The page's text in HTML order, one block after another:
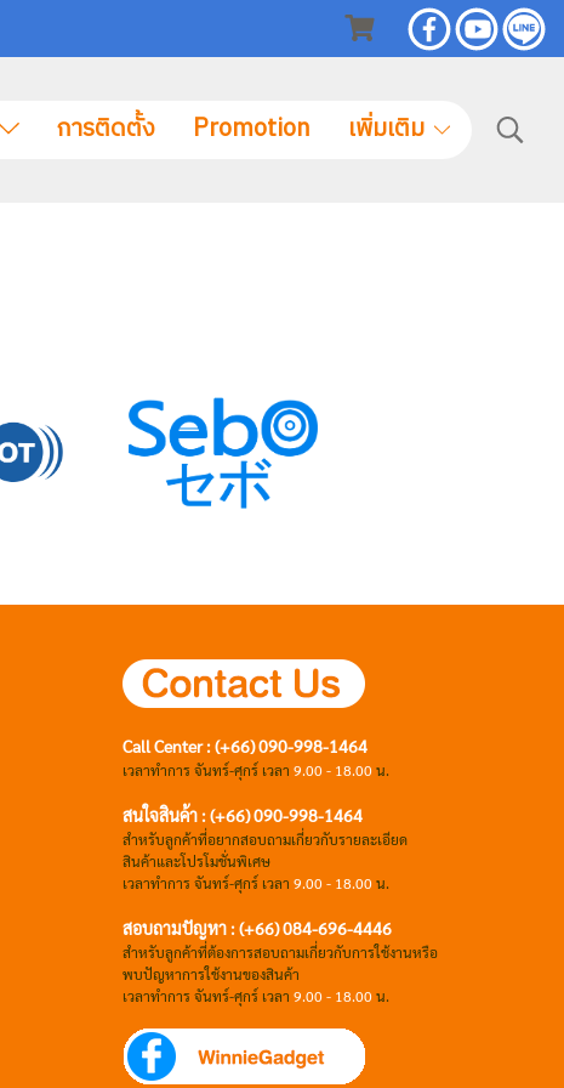
การติดตั้ง Promotion เพิ่มเติม
Call Center : (+66) 090-998-1464
เวลาทำการ จันทร์-ศุกร์ เวลา 9.00 - 18.00 น.
สนใจสินค้า : (+66) 090-998-1464
สำหรับลูกค้าที่อยากสอบถามเกี่ยวกับรายละเอียด
สินค้าและโปรโมชั่นพิเศษ
เวลาทำการ จันทร์-ศุกร์ เวลา 9.00 - 18.00 น.
สอบถามปัญหา : (+66)084-696-4446
สำหรับลูกค้าที่ต้องการสอบถามเกี่ยวกับการใช้งานหรือ
พบปัญหาการใช้งานของสินค้า
เวลาทำการ จันทร์-ศุกร์ เวลา 9.00 - 18.00 น.